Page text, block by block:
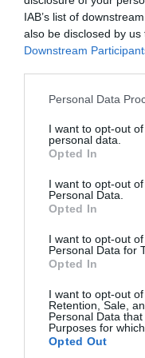
IAB’s list of
also be disclosed by
Downstream
Personal Data
I want to opt-out
personal data.
Opted In
I want to opt-out
Personal Data.
Opted In
I want to opt-out
Personal Data for
Opted In
I want to opt-out
Retention, Sale,
Personal Data
Purposes for
Opted Out
AfegirVIA
ACTIVAR ARA
ELS MÉS